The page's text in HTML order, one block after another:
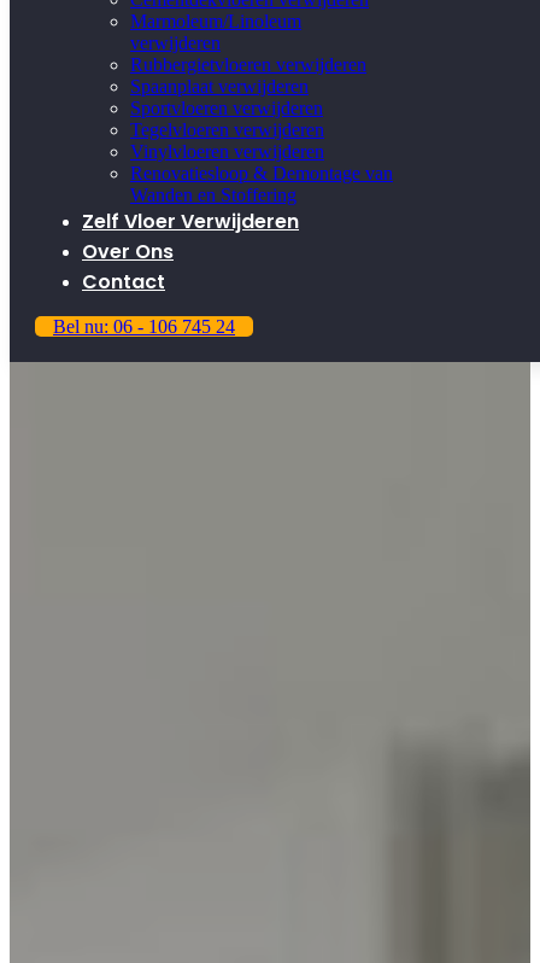
Marmoleum/Linoleum
verwijderen
Rubbergietvloeren verwijderen
Spaanplaat verwijderen
Sportvloeren verwijderen
Tegelvloeren verwijderen
Vinylvloeren verwijderen
Renovatiesloop & Demontage van
Wanden en Stoffering
Zelf Vloer Verwijderen
Over Ons
Contact
Bel nu: 06 - 106 745 24